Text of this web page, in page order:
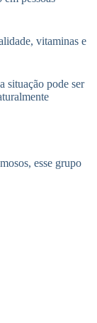
vitaminas e
situação pode ser
esse grupo